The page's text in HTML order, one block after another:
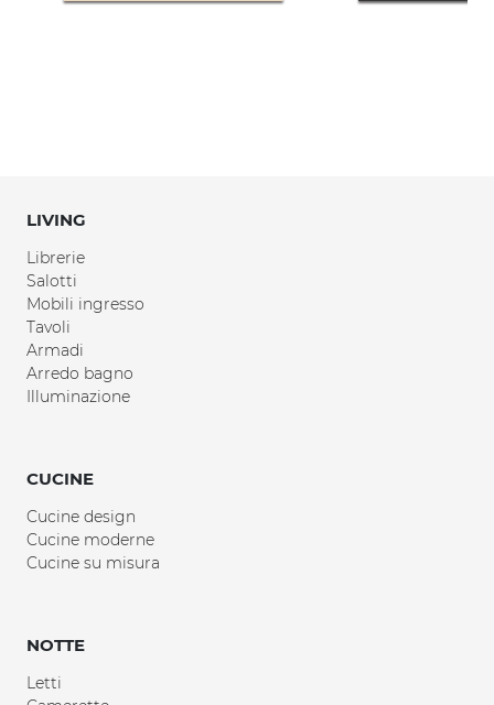
LIVING
Librerie
Salotti
Mobili ingresso
Tavoli
Armadi
Arredo bagno
Illuminazione
CUCINE
Cucine design
Cucine moderne
Cucine su misura
NOTTE
Letti